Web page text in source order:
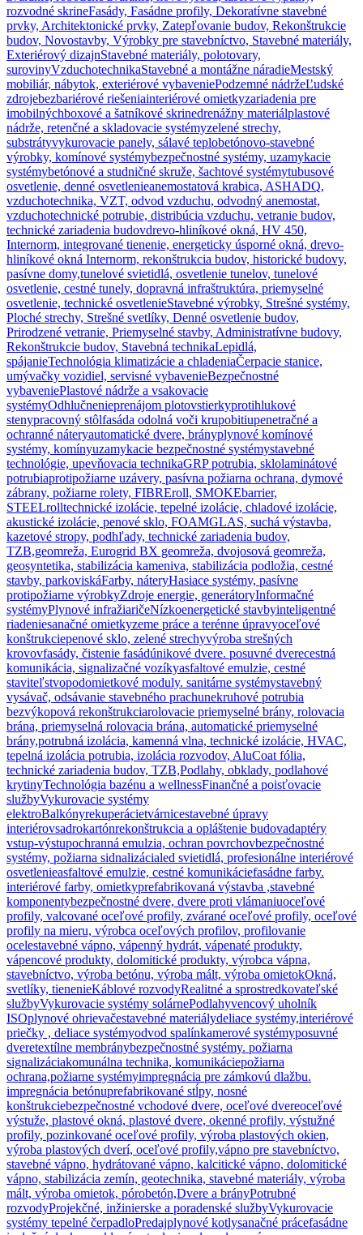
rozvodné skrineFasády, Fasádne profily, Dekoratívne stavebné
prvky, Architektonické prvky, Zatepľovanie budov, Rekonštrukcie
budov, Novostavby, Výrobky pre stavebníctvo, Stavebné materiály,
Exteriérový dizajnStavebné materiály, polotovary,
surovinyVzduchotechnikaStavebné a montážne náradieMestský
mobiliár, nábytok, exteriérové vybaveniePodzemné nádržeĽudské
zdrojebezbariérové riešeniainteriérové omietkyzariadenia pre
imobilnýchboxové a šatníkové skrinedrenážny materiálplastové
nádrže, retenčné a skladovacie systémyzelené strechy,
substrátyvykurovacie panely, sálavé teplobetónovo-stavebné
výrobky, komínové systémybezpečnostné systémy, uzamykacie
systémybetónové a studničné skruže, šachtové systémytubusové
osvetlenie, denné osvetlenieanemostatová krabica, ASHADQ,
vzduchotechnika, VZT, odvod vzduchu, odvodný anemostat,
vzduchotechnické potrubie, distribúcia vzduchu, vetranie budov,
technické zariadenia budovdrevo-hliníkové okná, HV 450,
Internorm, integrované tienenie, energeticky úsporné okná, drevo-
hliníkové okná Internorm, rekonštrukcia budov, historické budovy,
pasívne domy,tunelové svietidlá, osvetlenie tunelov, tunelové
osvetlenie, cestné tunely, dopravná infraštruktúra, priemyselné
osvetlenie, technické osvetlenieStavebné výrobky, Strešné systémy,
Ploché strechy, Strešné svetlíky, Denné osvetlenie budov,
Prirodzené vetranie, Priemyselné stavby, Administratívne budovy,
Rekonštrukcie budov, Stavebná technikaLepidlá,
spájanieTechnológia klimatizácie a chladeniaČerpacie stanice,
umývačky vozidiel, servisné vybavenieBezpečnostné
vybaveniePlastové nádrže a vsakovacie
systémyOdhlučnenieprenájom plotovstierkyprotihlukové
stenypracovný stôlfasáda odolná voči krupobitiupenetračné a
ochranné náteryautomatické dvere, brányplynové komínové
systémy, komínyuzamykacie bezpečnostné systémystavebné
technológie, upevňovacia technikaGRP potrubia, sklolaminátové
potrubiaprotipožiarne uzávery, pasívna požiarna ochrana, dymové
zábrany, požiarne rolety, FIBREroll, SMOKEbarrier,
STEELrolltechnické izolácie, tepelné izolácie, chladové izolácie,
akustické izolácie, penové sklo, FOAMGLAS, suchá výstavba,
kazetové stropy, podhľady, technické zariadenia budov,
TZB,geomreža, Eurogrid BX geomreža, dvojosová geomreža,
geosyntetika, stabilizácia kameniva, stabilizácia podložia, cestné
stavby, parkoviskáFarby, náteryHasiace systémy, pasívne
protipožiarne výrobkyZdroje energie, generátoryInformačné
systémyPlynové infražiaričeNízkoenergetické stavbyinteligentné
riadeniesanačné omietkyzeme práce a terénne úpravyoceľové
konštrukciepenové sklo, zelené strechyvýroba strešných
krovovfasády, čistenie fasádúnikové dvere. posuvné dverecestná
komunikácia, signalizačné vozíkyasfaltové emulzie, cestné
staviteľstvopodomietkové moduly. sanitárne systémystavebný
vysávač, odsávanie stavebného prachunekruhové potrubia
bezvýkopová rekonštrukciarolovacie priemyselné brány, rolovacia
brána, priemyselná rolovacia brána, automatické priemyselné
brány,potrubná izolácia, kamenná vlna, technické izolácie, HVAC,
tepelná izolácia potrubia, izolácia rozvodov, AluCoat fólia,
technické zariadenia budov, TZB,Podlahy, obklady, podlahové
krytinyTechnológia bazénu a wellnessFinančné a poisťovacie
službyVykurovacie systémy
elektroBalkónyrekuperácietvárnicestavebné úpravy
interiérovsadrokartónrekonštrukcia a opláštenie budovadaptéry
vstup-výstupochranná emulzia, ochran povrchovbezpečnostné
systémy, požiarna sidnalizácialed svietidlá, profesionálne interiérové
osvetlenieasfaltové emulzie, cestné komunikáciefasádne farby.
interiérové farby, omietkyprefabrikovaná výstavba ,stavebné
komponentybezpečnostné dvere, dvere proti vlámaniuoceľové
profily, valcované oceľové profily, zvárané oceľové profily, oceľové
profily na mieru, výrobca oceľových profilov, profilovanie
ocelestavebné vápno, vápenný hydrát, vápenaté produkty,
vápencové produkty, dolomitické produkty, výrobca vápna,
stavebníctvo, výroba betónu, výroba mált, výroba omietokOkná,
svetlíky, tienenieKáblové rozvodyRealitné a sprostredkovateľské
službyVykurovacie systémy solárnePodlahyvencový uholník
ISOplynové ohrievačestavebné materiálydeliace systémy,interiérové
priečky , deliace systémyodvod spalínkamerové systémyposuvné
dveretextílne membránybezpečnostné systémy. požiarna
signalizáciakomunálna technika, komunikáciepožiarna
ochrana,požiarne systémyimpregnácia pre zámkovú dlažbu.
impregnácia betónuprefabrikované stĺpy, nosné
konštrukciebezpečnostné vchodové dvere, oceľové dvereoceľové
výstuže, plastové okná, plastové dvere, okenné profily, výstužné
profily, pozinkované oceľové profily, výroba plastových okien,
výroba plastových dverí, oceľové profily,vápno pre stavebníctvo,
stavebné vápno, hydrátované vápno, kalcitické vápno, dolomitické
vápno, stabilizácia zemín, geotechnika, stavebné materiály, výroba
mált, výroba omietok, pórobetón,Dvere a brányPotrubné
rozvodyProjekčné, inžinierske a poradenské službyVykurovacie
systémy tepelné čerpadloPredajplynové kotlysanačné prácefasádne